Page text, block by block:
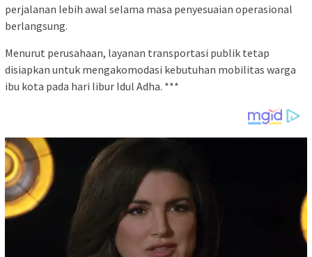
perjalanan lebih awal selama masa penyesuaian operasional
berlangsung.
Menurut perusahaan, layanan transportasi publik tetap
disiapkan untuk mengakomodasi kebutuhan mobilitas warga
ibu kota pada hari libur Idul Adha. ***